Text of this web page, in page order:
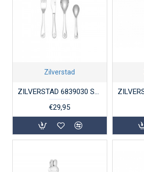
Zilverstad
ZILVERSTAD 6839030 STALEN KINDERCOUVERT RUIMTE 4-DELIG
€29,95